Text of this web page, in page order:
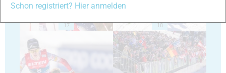
17 18
Schon registriert? Hier anmelden